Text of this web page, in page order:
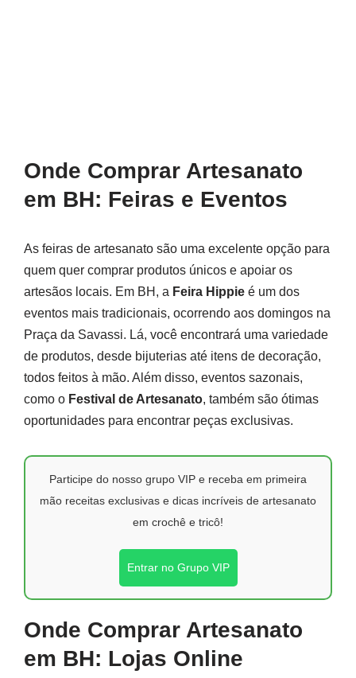
Onde Comprar Artesanato
em BH: Feiras e Eventos
As feiras de artesanato são uma excelente opção para
quem quer comprar produtos únicos e apoiar os
artesãos locais. Em BH, a Feira Hippie é um dos
eventos mais tradicionais, ocorrendo aos domingos na
Praça da Savassi. Lá, você encontrará uma variedade
de produtos, desde bijuterias até itens de decoração,
todos feitos à mão. Além disso, eventos sazonais,
como o Festival de Artesanato, também são ótimas
oportunidades para encontrar peças exclusivas.
Participe do nosso grupo VIP e receba em primeira
mão receitas exclusivas e dicas incríveis de artesanato
em crochê e tricô!
Entrar no Grupo VIP
Onde Comprar Artesanato
em BH: Lojas Online